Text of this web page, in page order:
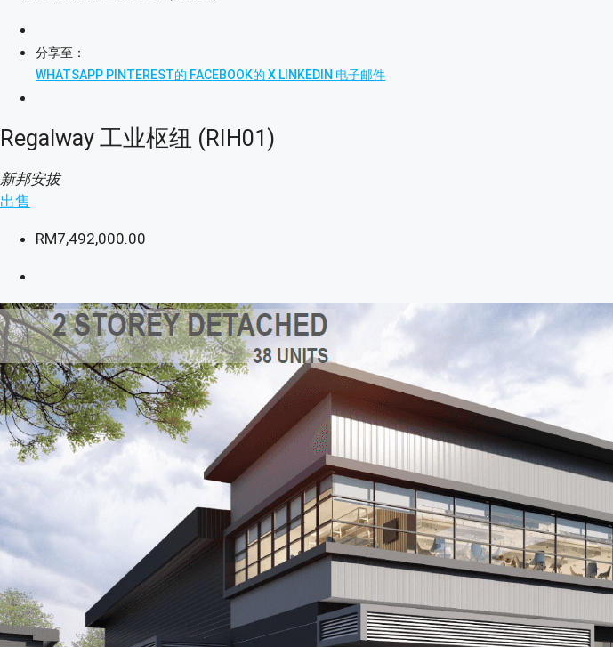
分享至：
WHATSAPP PINTEREST的 FACEBOOK的 X LINKEDIN 电子邮件
Regalway 工业枢纽 (RIH01)
新邦安拔
出售
RM7,492,000.00